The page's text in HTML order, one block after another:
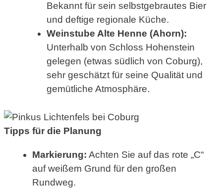
Bekannt für sein selbstgebrautes Bier
und deftige regionale Küche.
Weinstube Alte Henne (Ahorn):
Unterhalb von Schloss Hohenstein
gelegen (etwas südlich von Coburg),
sehr geschätzt für seine Qualität und
gemütliche Atmosphäre.
Tipps für die Planung
Markierung: Achten Sie auf das rote „C“
auf weißem Grund für den großen
Rundweg.